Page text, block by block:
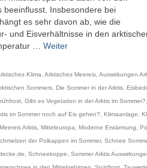
beeinflusst. Insbesondere bei
es sehr davon ab, wie die
und Eisverhältnisse in den
… Weiter
Klima Arktisches Meereis, Auswirkungen
Sommers, Die Sommer in der Arktis,
, Gibt es Vegetation in der Arktis im Sommer?
im Sommer noch auf Eis gehen? Klimaanlage
Meereis Arktis, Mitteleuropa Moderne Erwärmung
der Polkappen im Sommer, Schnee
Schneekoppe
Sommer Arktis